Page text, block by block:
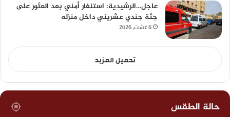
عاجل…الرشيدية: استنفار أمني بعد العثور على
جثة جندي عشريني داخل منزله
6 غشت، 2026
تحميل المزيد
حالة الطقس